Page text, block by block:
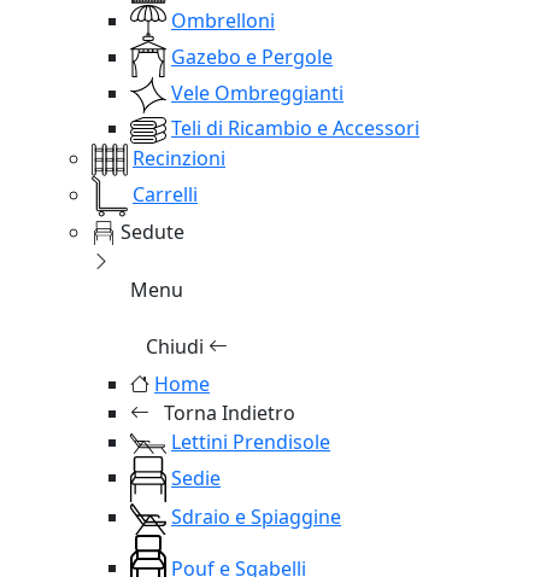
Ombrelloni
Gazebo e Pergole
Vele Ombreggianti
Teli di Ricambio e Accessori
Recinzioni
Carrelli
Sedute
Menu
Chiudi
Home
Torna Indietro
Lettini Prendisole
Sedie
Sdraio e Spiaggine
Pouf e Sgabelli